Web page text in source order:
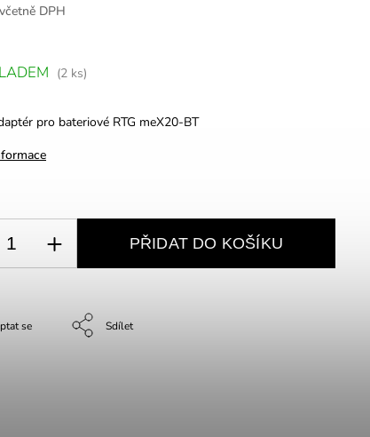
DPH
pro bateriové RTG meX20-BT
(2 ks)
PŘIDAT DO KOŠÍKU
se Sdílet